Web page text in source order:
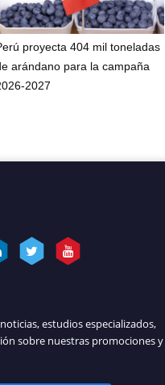
proyecta 404 mil toneladas
arándano para la campaña
2027
estudios especializados,
sobre nuestras promociones y